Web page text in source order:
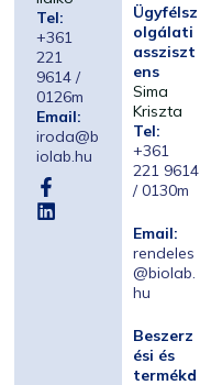
Tel:
+361
221
9614 /
0126m
Email:
iroda@b
iolab.hu
Ügyfélsz
olgálati
assziszt
ens
Sima
Kriszta
Tel:
+361
221 9614
/ 0130m
Email:
rendeles
@biolab.
hu
Beszerz
ési és
termékd